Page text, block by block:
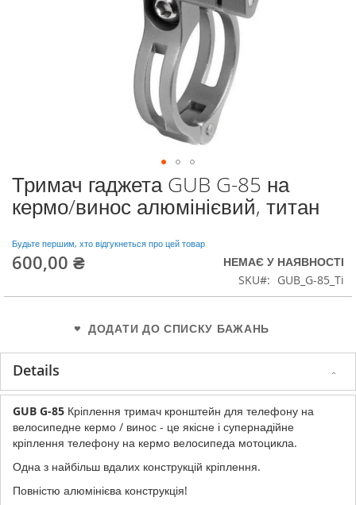
Перейти
до
початку
зображень
Тримач гаджета GUB G-85 на
кермо/винос алюмінієвий, титан
Будьте першим, хто відгукнеться про цей товар
600,00 ₴
НЕМАЄ У НАЯВНОСТІ
SKU
GUB_G-85_Ti
ДОДАТИ ДО СПИСКУ БАЖАНЬ
Details
GUB G-85 Кріплення тримач кронштейн для телефону на
велосипедне кермо / винос - це якісне і супернадійне
кріплення телефону на кермо велосипеда мотоцикла.
Одна з найбільш вдалих конструкцій кріплення.
Повністю алюмінієва конструкція!